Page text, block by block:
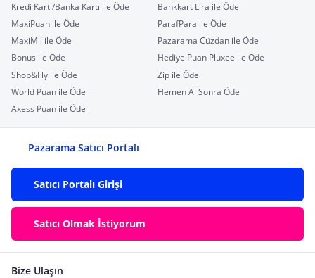
Kredi Kartı/Banka Kartı ile Öde
Bankkart Lira ile Öde
MaxiPuan ile Öde
ParafPara ile Öde
MaxiMil ile Öde
Pazarama Cüzdan ile Öde
Bonus ile Öde
Hediye Puan Pluxee ile Öde
Shop&Fly ile Öde
Zip ile Öde
World Puan ile Öde
Hemen Al Sonra Öde
Axess Puan ile Öde
Pazarama Satıcı Portalı
Satıcı Portalı Girişi
Satıcı Olmak İstiyorum
Bize Ulaşın